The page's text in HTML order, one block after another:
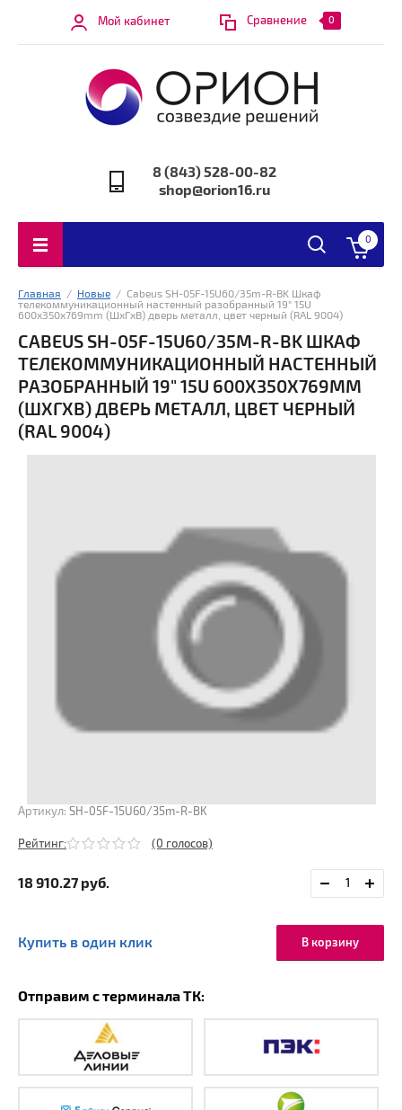
Мой кабинет Сравнение 0
8 (843) 528-00-82
shop@orion16.ru
0
Главная
  /
Новые
  /  Cabeus SH-05F-15U60/35m-R-BK Шкаф
телекоммуникационный настенный разобранный 19" 15U
600x350x769mm (ШхГхВ) дверь металл, цвет черный (RAL 9004)
CABEUS SH-05F-15U60/35M-R-BK ШКАФ
ТЕЛЕКОММУНИКАЦИОННЫЙ НАСТЕННЫЙ
РАЗОБРАННЫЙ 19" 15U 600X350X769MM
(ШХГХВ) ДВЕРЬ МЕТАЛЛ, ЦВЕТ ЧЕРНЫЙ
(RAL 9004)
Артикул: SH-05F-15U60/35m-R-BK
Рейтинг: (0 голосов)
18 910.27 руб.
Купить в один клик В корзину
Отправим с терминала ТК: